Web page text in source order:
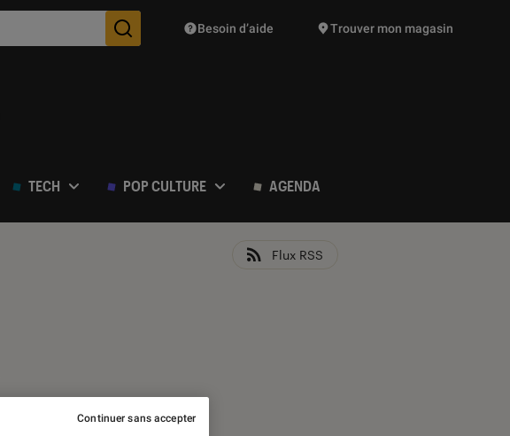
Des suggestions de produits vont vous être proposées
Besoin d’aide Trouver mon magasin
TECH POP CULTURE AGENDA
Flux RSS
Continuer sans accepter